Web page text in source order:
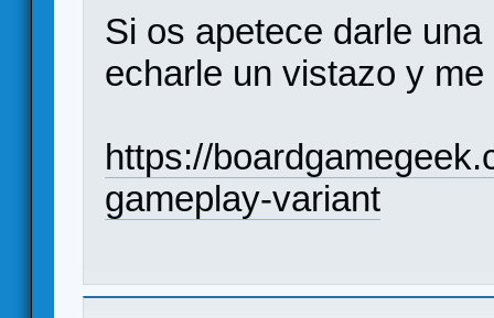
Si os apetece darle
echarle un vistazo y
https://
gameplay-variant